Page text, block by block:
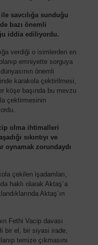
savcılığa sunduğu
bazı önemli
iddia ediliyordu.
verdiği o isimlerden en
emniyette sorguya
önemli
karakola çektirilmesi,
köşe başında bu mevzu
çektirmesinin
olma ihtimalleri
sıkıntıyı ve
oynamak zorundaydı
çekilen işadamları,
haklı olarak Aktaş´a
Aktaş´ın
Fethi Vacip davası
bir el, bir siyasi irade,
temize çıkmasını